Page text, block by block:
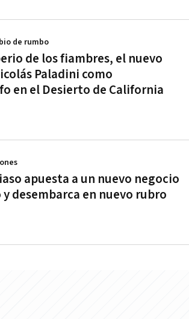
de los fiambres, el nuevo
Paladini como
en el Desierto de California
de rumbo
apuesta a un nuevo negocio
desembarca en nuevo rubro